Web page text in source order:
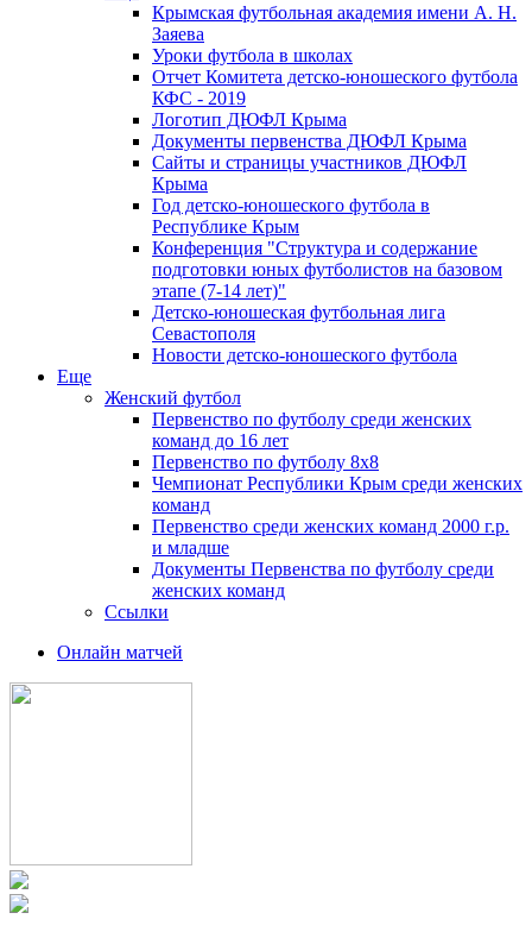
Крымская футбольная академия имени А. Н.
Заяева
Уроки футбола в школах
Отчет Комитета детско-юношеского футбола
КФС - 2019
Логотип ДЮФЛ Крыма
Документы первенства ДЮФЛ Крыма
Сайты и страницы участников ДЮФЛ
Крыма
Год детско-юношеского футбола в
Республике Крым
Конференция "Структура и содержание
подготовки юных футболистов на базовом
этапе (7-14 лет)"
Детско-юношеская футбольная лига
Севастополя
Новости детско-юношеского футбола
Еще
Женский футбол
Первенство по футболу среди женских
команд до 16 лет
Первенство по футболу 8х8
Чемпионат Республики Крым среди женских
команд
Первенство среди женских команд 2000 г.р.
и младше
Документы Первенства по футболу среди
женских команд
Ссылки
Онлайн матчей